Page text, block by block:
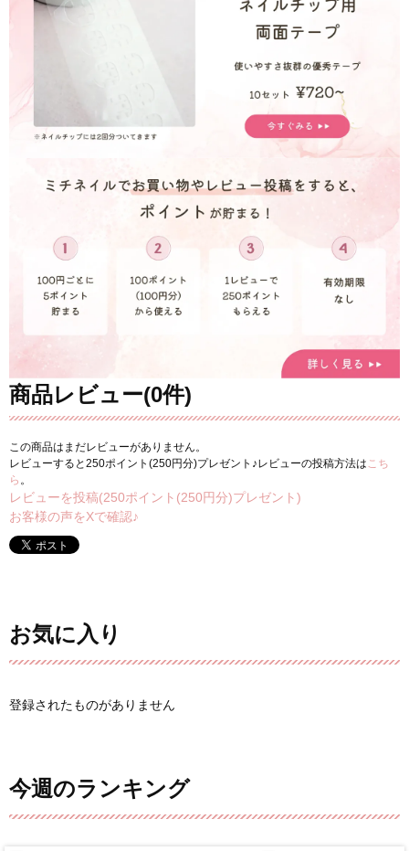
商品レビュー(0件)
この商品はまだレビューがありません。
レビューすると250ポイント(250円分)プレゼント♪レビューの投稿方法は こち
ら 。
レビューを投稿(250ポイント(250円分)プレゼント)
お客様の声をXで確認♪
お気に入り
登録されたものがありません
今週のランキング